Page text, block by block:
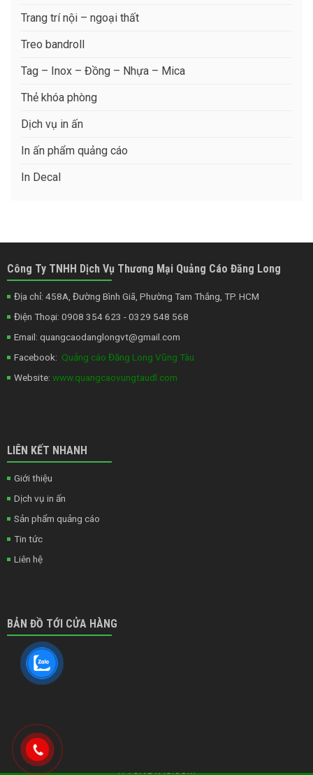
Trang trí nội – ngoại thất
Treo bandroll
Tag – Inox – Đồng – Nhựa – Mica
Thẻ khóa phòng
Dịch vụ in ấn
In ấn phẩm quảng cáo
In Decal
Công Ty TNHH Dịch Vụ Thương Mại Quảng Cáo Đăng Long
Địa chỉ: 458A, Đường Bình Giã, Phường Tam Thắng, TP. HCM
Điện Thoại: 0908 354 623 - 0329 548 568
Email: quangcaodanglongvt@gmail.com
Facebook: Quảng cáo Đăng Long Vũng Tàu
Website: www.quangcaovungtaudl.com
LIÊN KẾT NHANH
Giới thiệu
Dịch vụ in ấn
Sản phẩm quảng cáo
Tin tức
Liên hệ
BẢN ĐỒ TỚI CỬA HÀNG
Copyright 2020 ©
ITVUNGTAU.COM